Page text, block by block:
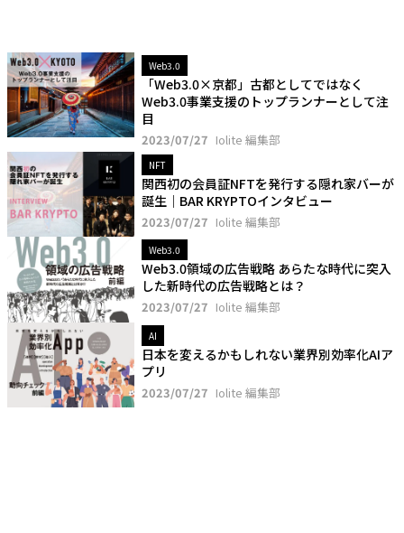
Web3.0
「Web3.0×京都」古都としてではなく
Web3.0事業支援のトップランナーとして注
目
2023/07/27 Iolite 編集部
NFT
関西初の会員証NFTを発行する隠れ家バーが
誕生｜BAR KRYPTOインタビュー
2023/07/27 Iolite 編集部
Web3.0
Web3.0領域の広告戦略 あらたな時代に突入
した新時代の広告戦略とは？
2023/07/27 Iolite 編集部
AI
日本を変えるかもしれない 業界別効率化AIア
プリ
2023/07/27 Iolite 編集部